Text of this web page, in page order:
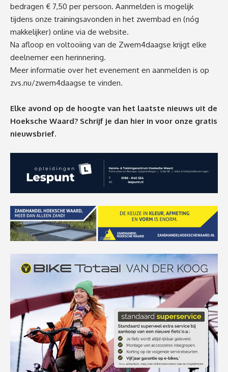
bedragen € 7,50 per persoon. Aanmelden is mogelijk
tijdens onze trainingsavonden in het zwembad en (nóg
makkelijker) online via de website.
Na afloop en voltooiing van de Zwem4daagse krijgt elke
deelnemer een herinnering.
Meer informatie over het evenement en aanmelden is op
zvs.nu/zwem4daagse te vinden.
Elke avond op de hoogte van het laatste nieuws uit de
Hoeksche Waard? Schrijf je dan hier in voor onze gratis
nieuwsbrief.